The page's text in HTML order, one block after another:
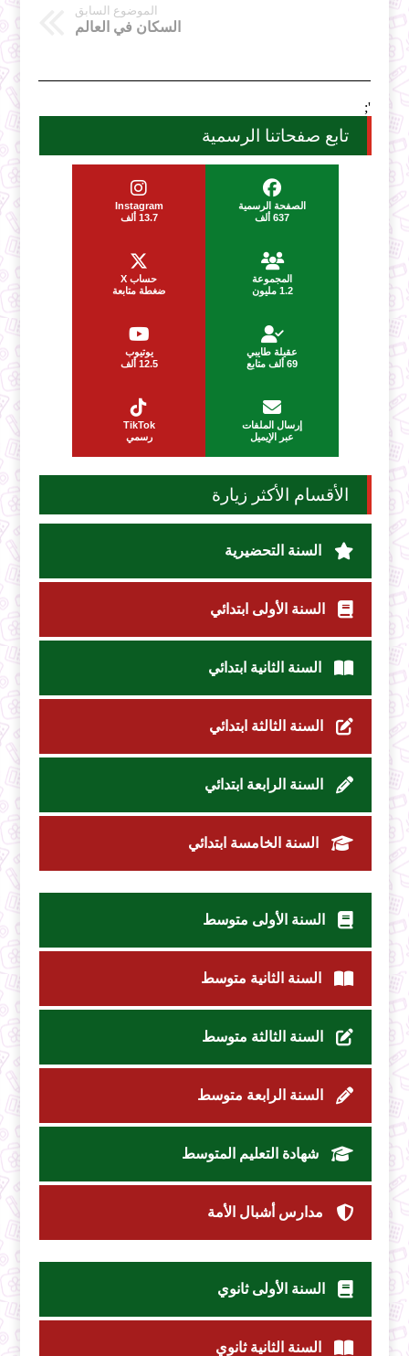
الموضوع السابق
السكان في العالم
';
تابع صفحاتنا الرسمية
الصفحة الرسمية
637 ألف
Instagram
13.7 ألف
المجموعة
1.2 مليون
حساب X
ضغطة متابعة
عقيلة طايبي
69 ألف متابع
يوتيوب
12.5 ألف
إرسال الملفات
عبر الإيميل
TikTok
رسمي
الأقسام الأكثر زيارة
السنة التحضيرية
السنة الأولى ابتدائي
السنة الثانية ابتدائي
السنة الثالثة ابتدائي
السنة الرابعة ابتدائي
السنة الخامسة ابتدائي
السنة الأولى متوسط
السنة الثانية متوسط
السنة الثالثة متوسط
السنة الرابعة متوسط
شهادة التعليم المتوسط
مدارس أشبال الأمة
السنة الأولى ثانوي
السنة الثانية ثانوي